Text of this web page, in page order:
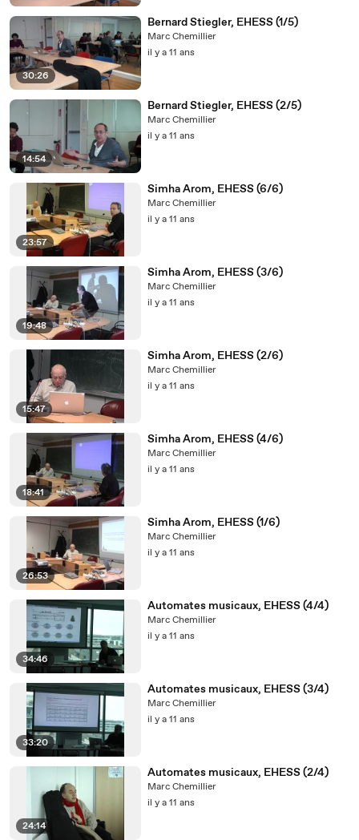
30:26
Bernard Stiegler, EHESS (1/5)
Marc Chemillier
il y a 11 ans
14:54
Bernard Stiegler, EHESS (2/5)
Marc Chemillier
il y a 11 ans
23:57
Simha Arom, EHESS (6/6)
Marc Chemillier
il y a 11 ans
19:48
Simha Arom, EHESS (3/6)
Marc Chemillier
il y a 11 ans
15:47
Simha Arom, EHESS (2/6)
Marc Chemillier
il y a 11 ans
18:41
Simha Arom, EHESS (4/6)
Marc Chemillier
il y a 11 ans
26:53
Simha Arom, EHESS (1/6)
Marc Chemillier
il y a 11 ans
34:46
Automates musicaux, EHESS (4/4)
Marc Chemillier
il y a 11 ans
33:20
Automates musicaux, EHESS (3/4)
Marc Chemillier
il y a 11 ans
24:14
Automates musicaux, EHESS (2/4)
Marc Chemillier
il y a 11 ans